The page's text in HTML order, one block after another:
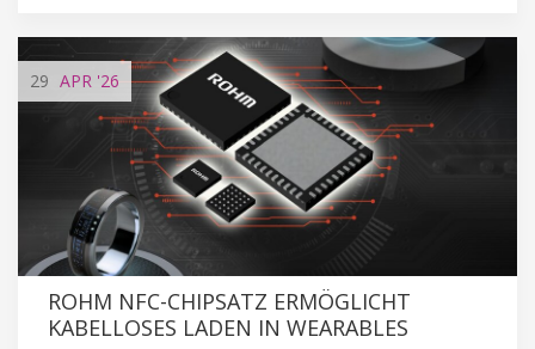
29 APR '26
ROHM NFC-CHIPSATZ ERMÖGLICHT
KABELLOSES LADEN IN WEARABLES